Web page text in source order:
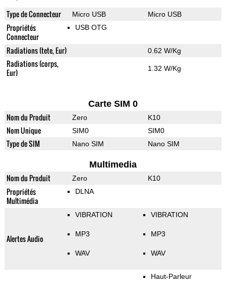
Type de Connecteur Micro USB Micro USB
Propriétés
Connecteur
USB OTG
Radiations (tete, Eur) 0.62 W/Kg
Radiations (corps,
Eur)
1.32 W/Kg
Carte SIM 0
Nom du Produit Zero K10
Nom Unique SIM0 SIM0
Type de SIM Nano SIM Nano SIM
Multimedia
Nom du Produit Zero K10
Propriétés
Multimédia
DLNA
Alertes Audio
VIBRATION
MP3
WAV
VIBRATION
MP3
WAV
Haut-Parleur